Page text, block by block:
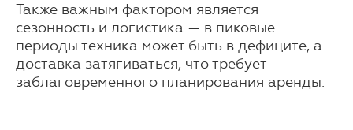
Также важным фактором является
сезонность и логистика — в пиковые
периоды техника может быть в дефиците, а
доставка затягиваться, что требует
заблаговременного планирования аренды.